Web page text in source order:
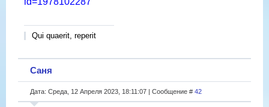
Qui quaerit, reperit
Саня
Дата: Среда, 12 Апреля 2023, 18:11:07 | Сообщение # 42